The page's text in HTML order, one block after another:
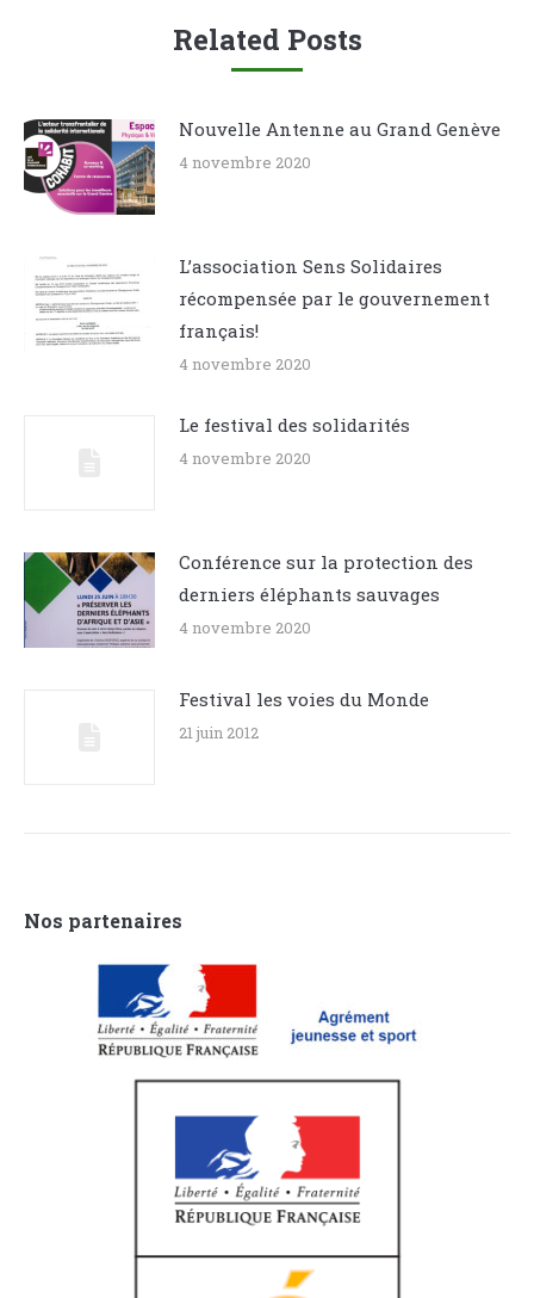
Related Posts
Nouvelle Antenne au Grand Genève
4 novembre 2020
L’association Sens Solidaires
récompensée par le gouvernement
français!
4 novembre 2020
Le festival des solidarités
4 novembre 2020
Conférence sur la protection des
derniers éléphants sauvages
4 novembre 2020
Festival les voies du Monde
21 juin 2012
Nos partenaires